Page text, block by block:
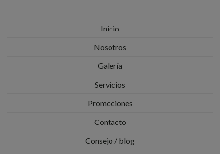
Inicio
Nosotros
Galería
Servicios
Promociones
Contacto
Consejo / blog